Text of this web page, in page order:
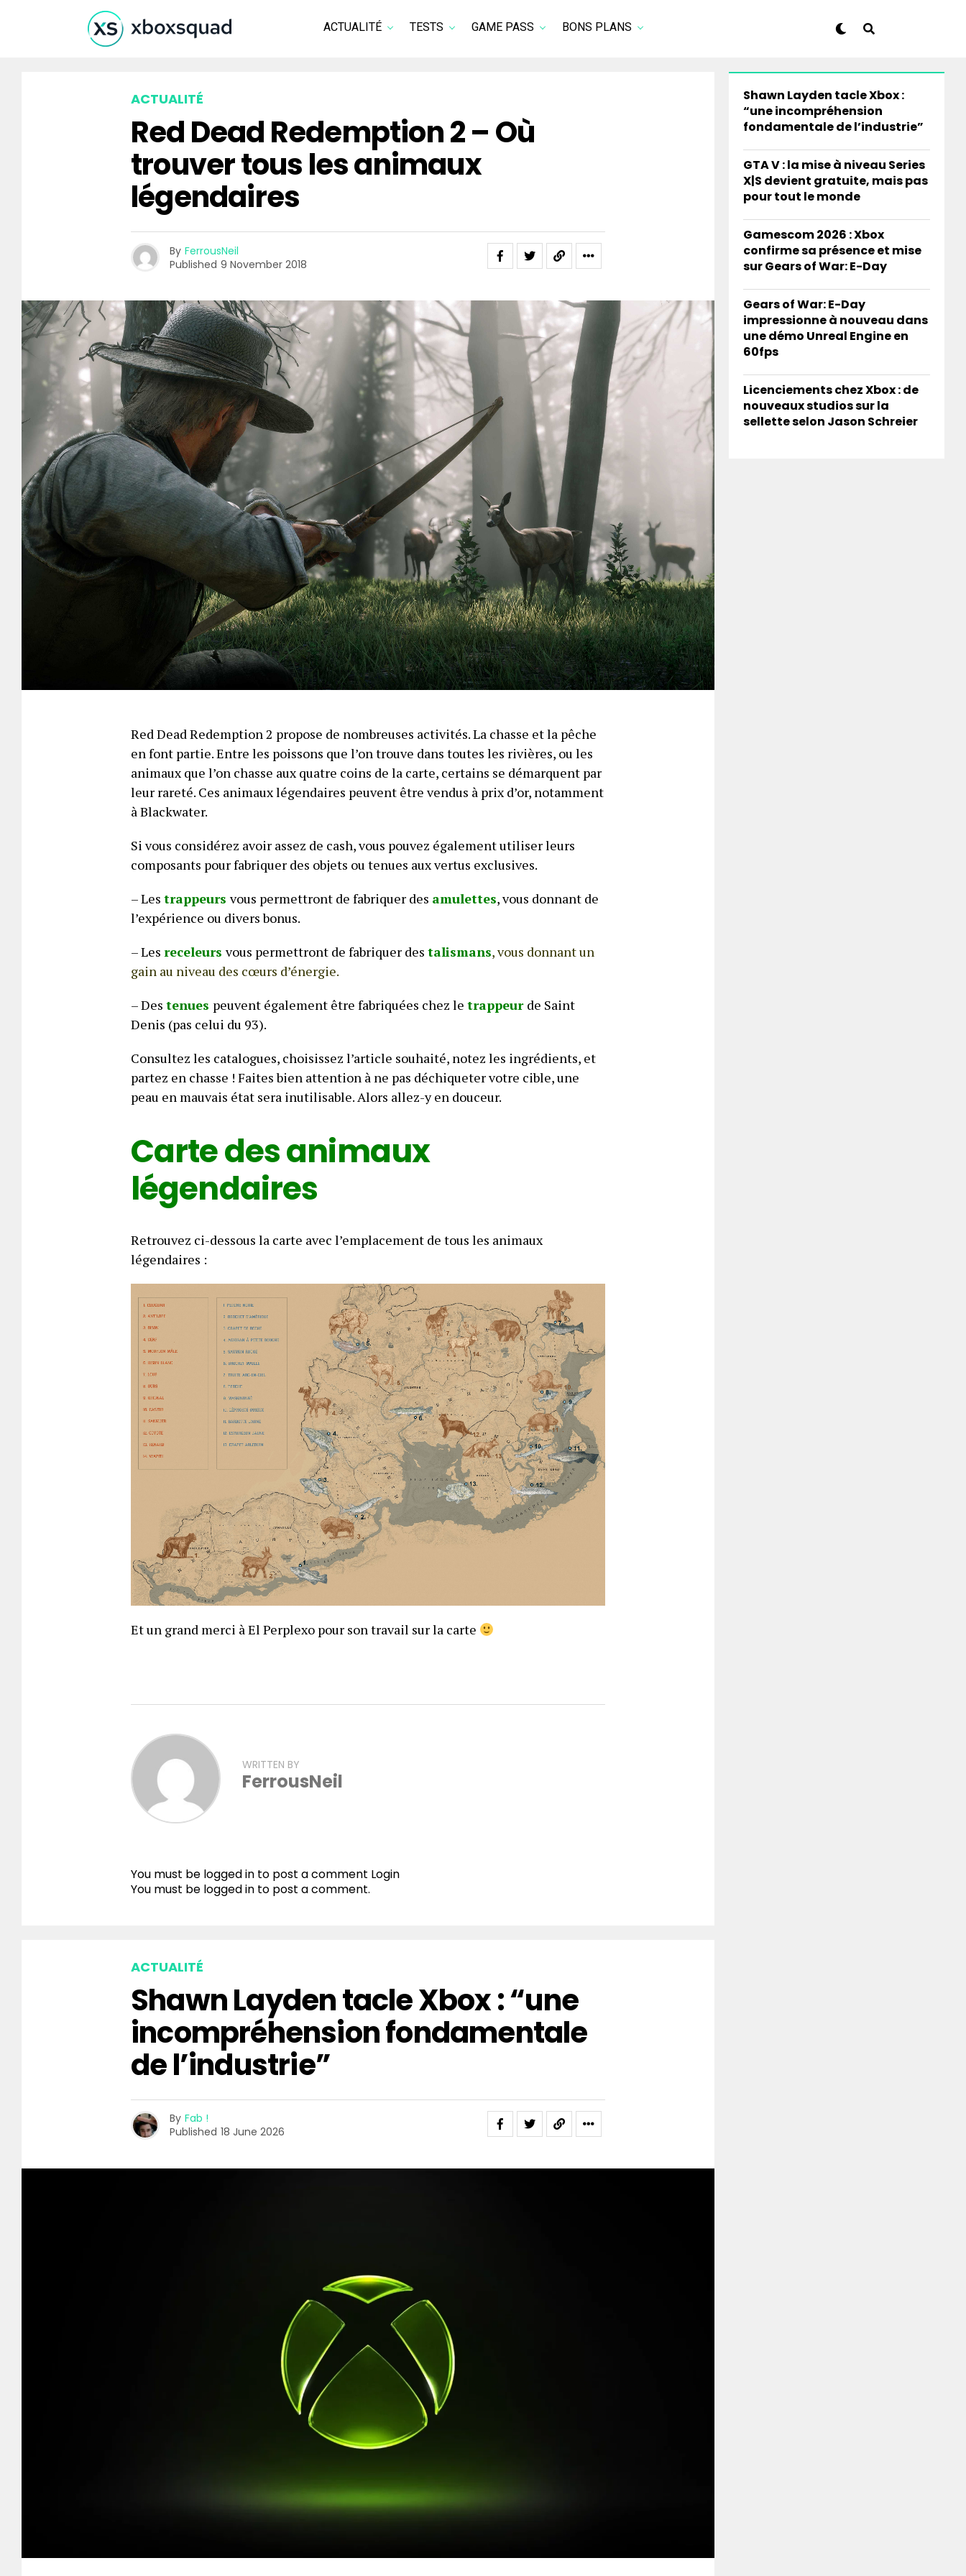
ACTUALITÉ TESTS GAME PASS BONS PLANS
ACTUALITÉ
Red Dead Redemption 2 – Où
trouver tous les animaux
légendaires
By FerrousNeil
Published 9 November 2018
Red Dead Redemption 2 propose de nombreuses activités. La chasse et la pêche
en font partie. Entre les poissons que l’on trouve dans toutes les rivières, ou les
animaux que l’on chasse aux quatre coins de la carte, certains se démarquent par
leur rareté. Ces animaux légendaires peuvent être vendus à prix d’or, notamment
à Blackwater.
Si vous considérez avoir assez de cash, vous pouvez également utiliser leurs
composants pour fabriquer des objets ou tenues aux vertus exclusives.
– Les trappeurs vous permettront de fabriquer des amulettes, vous donnant de
l’expérience ou divers bonus.
– Les receleurs vous permettront de fabriquer des talismans, vous donnant un
gain au niveau des cœurs d’énergie.
– Des tenues peuvent également être fabriquées chez le trappeur de Saint
Denis (pas celui du 93).
Consultez les catalogues, choisissez l’article souhaité, notez les ingrédients, et
partez en chasse ! Faites bien attention à ne pas déchiqueter votre cible, une
peau en mauvais état sera inutilisable. Alors allez-y en douceur.
Carte des animaux
légendaires
Retrouvez ci-dessous la carte avec l’emplacement de tous les animaux
légendaires :
Et un grand merci à El Perplexo pour son travail sur la carte
WRITTEN BY
FerrousNeil
You must be logged in to post a comment Login
You must be logged in to post a comment.
ACTUALITÉ
Shawn Layden tacle Xbox : “une
incompréhension fondamentale
de l’industrie”
By Fab !
Published 18 June 2026
Shawn Layden tacle Xbox :
“une incompréhension
fondamentale de l’industrie”
GTA V : la mise à niveau Series
X|S devient gratuite, mais pas
pour tout le monde
Gamescom 2026 : Xbox
confirme sa présence et mise
sur Gears of War: E-Day
Gears of War: E-Day
impressionne à nouveau dans
une démo Unreal Engine en
60fps
Licenciements chez Xbox : de
nouveaux studios sur la
sellette selon Jason Schreier